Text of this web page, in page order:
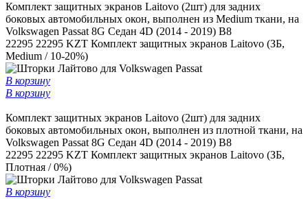
Комплект защитных экранов Laitovo (2шт) для задних
боковых автомобильных окон, выполнен из Medium ткани, на
Volkswagen Passat 8G Седан 4D (2014 - 2019) B8
22295 22295 KZT Комплект защитных экранов Laitovo (ЗБ,
Medium / 10-20%)
В корзину
В корзину
Комплект защитных экранов Laitovo (2шт) для задних
боковых автомобильных окон, выполнен из плотной ткани, на
Volkswagen Passat 8G Седан 4D (2014 - 2019) B8
22295 22295 KZT Комплект защитных экранов Laitovo (ЗБ,
Плотная / 0%)
В корзину